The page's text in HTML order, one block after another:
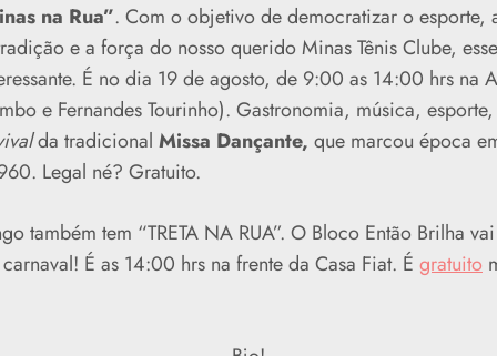
na Rua”. Com o objetivo de democratizar o esporte,
e a força do nosso querido Minas Tênis Clube,
É no dia 19 de agosto, de 9:00 as 14:00 hrs na
e Fernandes Tourinho). Gastronomia, música,
da tradicional Missa Dançante, que marcou época
Legal né? Gratuito.
também tem “TRETA NA RUA”. O Bloco Então Brilha
É as 14:00 hrs na frente da Casa Fiat. É gratuito